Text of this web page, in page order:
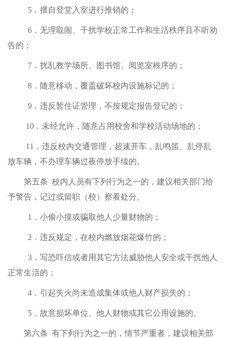
5 ．擅自登堂入室进行推销的；
6 ．无理取闹、干扰学校正常工作和生活秩序且不听劝
告的；
7 ．扰乱教学场所、图书馆、阅览室秩序的；
8 ．随意移动，覆盖破坏校内设施标记的；
9 ．违反暂住证管理，不按规定报告登记的；
10 ．未经允许，随意占用校舍和学校活动场地的；
11 ．违反校内交通管理，超速开车，乱鸣笛、乱停乱
放车辆，不办理车辆过夜停放手续的。
第五条 校内人员有下列行为之一的，建议相关部门给
予警告，记过或留职（校）察看处分。
1 ．小偷小摸或骗取他人少量财物的；
2 ．违反规定，在校内燃放烟花爆竹的；
3 ．写恐吓信或者用其它方法威胁他人安全或干扰他人
正常生活的；
4 ．引起失火尚未造成集体或他人财产损失的；
5 ．故意损坏单位、他人财物或其它公用设施的。
第六条 有下列行为之一的，情节严重者，建议相关部